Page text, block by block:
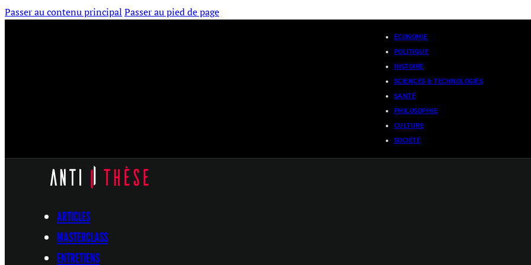
Passer au contenu principal Passer au pied de page
ÉCONOMIE
POLITIQUE
HISTOIRE
SCIENCES & TECHNOLOGIES
SANTÉ
PHILOSOPHIE
CULTURE
SOCIÉTÉ
ARTICLES
MASTERCLASS
ENTRETIENS